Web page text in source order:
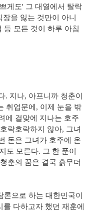
게도' 그 대열에서 탈락
을 잃는 것만이 아니
등 모든 것이 하루 아침
. 지나, 아프니까 청춘이
취업문에, 이제 눈을 밖
에 걸맞에 지나는 호주
락호락하지 않아, 그녀
돈은 그녀가 호주에 온
도 모른다. 그 한 푼이
춘의 꿈은 결국 흙무더
으로 하는 대한민국이
다하고자 했던 재훈에